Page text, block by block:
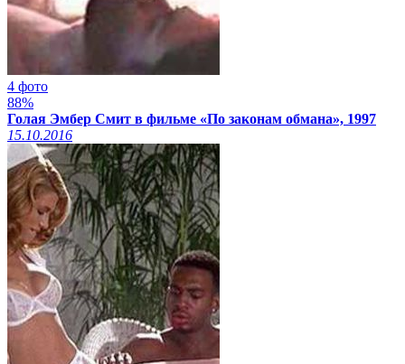
4 фото
88%
Голая Эмбер Смит в фильме «По законам обмана», 1997
15.10.2016